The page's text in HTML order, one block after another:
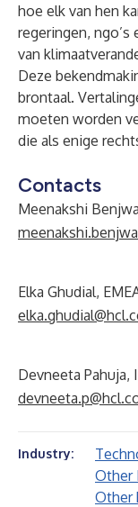
hoe elk van hen
regeringen,
van
Deze
brontaal.
moeten worden
die als enige
Contacts
Meenakshi
Elka Ghudial,
Devneeta Pahuja,
Industry:
Other
Other